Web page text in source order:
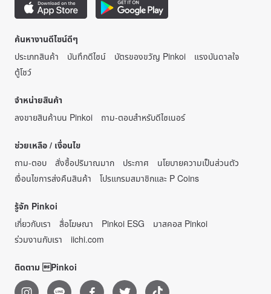
ค้นหางานดีไซน์ดีๆ
ประเภทสินค้า
บันทึกดีไซน์ บัตรของขวัญ Pinkoi
แรงบันดาลใจ
ตู้โชว์
จำหน่ายสินค้า
ลงขายสินค้าบน Pinkoi
ถาม-ตอบสำหรับดีไซเนอร์
ช่วยเหลือ / เงื่อนไข
ถาม-ตอบ
สั่งซื้อปริมาณมาก ประกาศ
นโยบายความเป็นส่วนตัว
เงื่อนไขการส่งคืนสินค้า
โปรแกรมสมาชิกและ P Coins
รู้จัก Pinkoi
เกี่ยวกับเรา
สื่อโฆษณา Pinkoi ESG
มาสคอส Pinkoi
ร่วมงานกับเรา
iichi.com
ติดตาม Pinkoi